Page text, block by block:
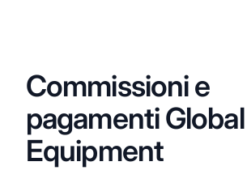
Commissioni e
pagamenti Global
Equipment